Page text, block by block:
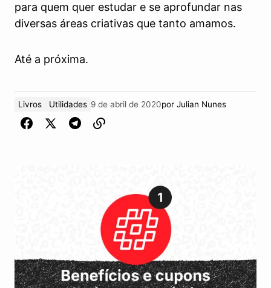
para quem quer estudar e se aprofundar nas
diversas áreas criativas que tanto amamos.
Até a próxima.
Livros Utilidades 9 de abril de 2020por Julian Nunes